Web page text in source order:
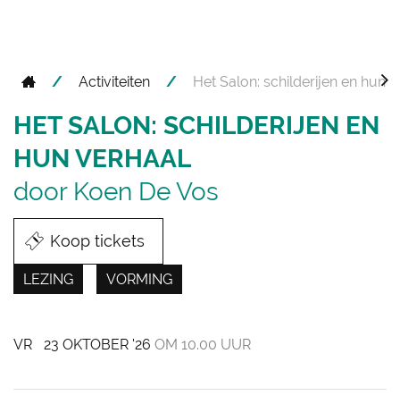
StartpaginaActiviteiten Het Salon: schilderijen en hun
HET SALON: SCHILDERIJEN EN
HUN VERHAAL
door Koen De Vos
Koop tickets
LEZING VORMING
VR 23 OKTOBER '26 OM 10.00 UUR